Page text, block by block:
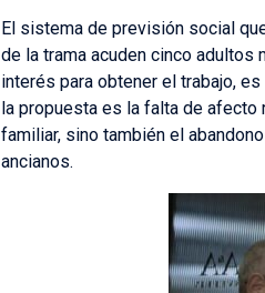
El sistema de previsión social
de la trama acuden cinco adultos
interés para obtener el trabajo,
la propuesta es la falta de afecto
familiar, sino también el
ancianos.